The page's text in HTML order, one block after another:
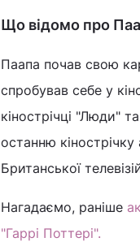
Що відомо про
Паапа почав свою
спробував себе у
кінострічці "Люди"
останню
Британської
Нагадаємо, раніше
"Гаррі Поттері".